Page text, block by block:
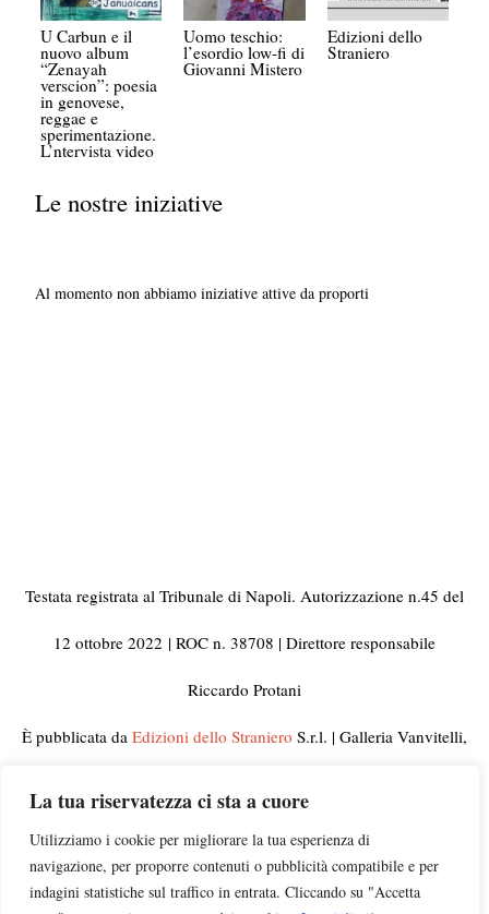
La tua riservatezza ci sta a cuore
Utilizziamo i cookie per migliorare la tua esperienza di
navigazione, per proporre contenuti o pubblicità compatibile e per
indagini statistiche sul traffico in entrata. Cliccando su "Accetta
U Carbun e il
nuovo album
“Zenayah
verscion”: poesia
in genovese,
reggae e
sperimentazione.
L’ntervista video
Uomo teschio:
l’esordio low-fi di
Giovanni Mistero
Edizioni dello
Straniero
Le nostre iniziative
Al momento non abbiamo iniziative attive da proporti
Testata registrata al Tribunale di Napoli. Autorizzazione n.45 del
12 ottobre 2022 | ROC n. 38708 | Direttore responsabile
Riccardo Protani
È pubblicata da Edizioni dello Straniero S.r.l. | Galleria Vanvitelli,
© 2023 Tutti i diritti riservati | Per informazioni, rettifiche,
segnalazioni e pubblicità visitate la paginaContatti